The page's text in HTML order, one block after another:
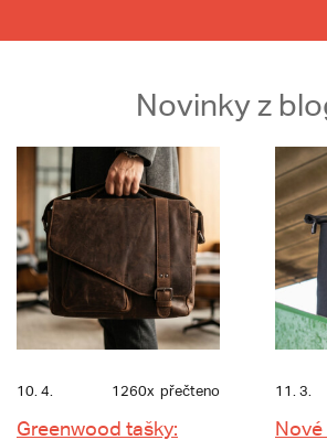
Novinky z
10. 4. 1260x přečteno
Greenwood tašky:
11. 3.